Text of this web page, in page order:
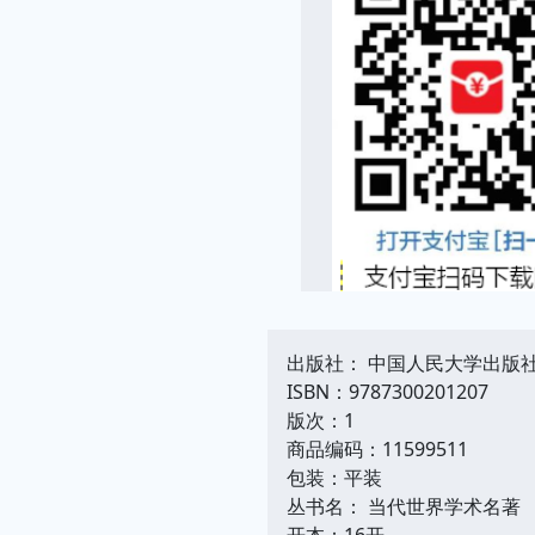
出版社： 中国人民大学出版
ISBN：9787300201207
版次：1
商品编码：11599511
包装：平装
丛书名： 当代世界学术名著